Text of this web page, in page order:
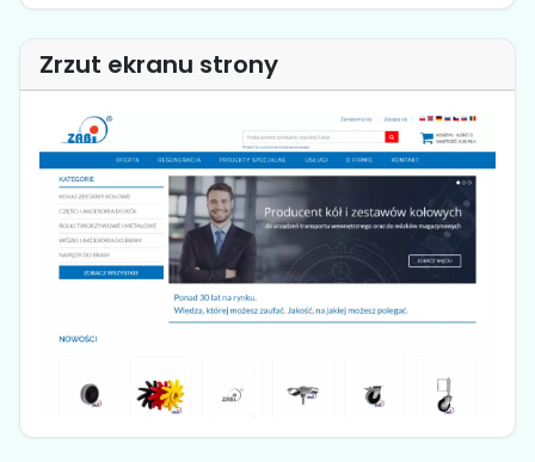
Zrzut ekranu strony